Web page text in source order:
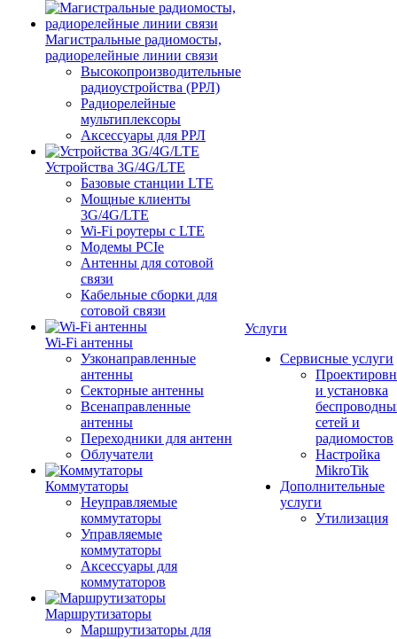
Магистральные радиомосты,
радиорелейные линии связи
Высокопроизводительные
радиоустройства (РРЛ)
Радиорелейные
мультиплексоры
Аксессуары для РРЛ
Устройства 3G/4G/LTE
Базовые станции LTE
Мощные клиенты
3G/4G/LTE
Wi-Fi роутеры с LTE
Модемы PCIe
Антенны для сотовой
связи
Кабельные сборки для
сотовой связи
Wi-Fi антенны
Узконаправленные
антенны
Секторные антенны
Всенаправленные
антенны
Переходники для антенн
Облучатели
Коммутаторы
Неуправляемые
коммутаторы
Управляемые
коммутаторы
Аксессуары для
коммутаторов
Маршрутизаторы
Маршрутизаторы для
Услуги
Сервисные услуги
и установка
сетей и
радиомостов
Настройка
MikroTik
Дополнительные
услуги
Утилизация